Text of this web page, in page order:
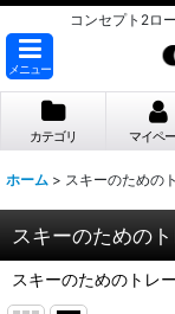
コンセプト2ロ
メニュー
カテゴリ マイペ
ホーム > スキーのための
スキーのための
スキーのためのトレ